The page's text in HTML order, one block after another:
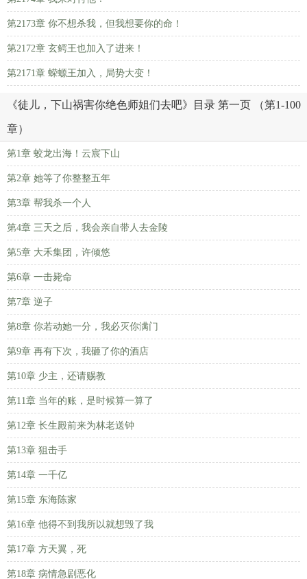
第2173章 你不想杀我，但我想要你的命！
第2172章 玄鳄王也加入了进来！
第2171章 蝾螈王加入，局势大变！
《徒儿，下山祸害你绝色师姐们去吧》目录 第一页 （第1-100
章）
第1章 蛟龙出海！云宸下山
第2章 她等了你整整五年
第3章 帮我杀一个人
第4章 三天之后，我会亲自带人去金陵
第5章 大禾集团，许倾悠
第6章 一击毙命
第7章 逆子
第8章 你若动她一分，我必灭你满门
第9章 再有下次，我砸了你的酒店
第10章 少主，还请赐教
第11章 当年的账，是时候算一算了
第12章 长生殿前来为林老送钟
第13章 狙击手
第14章 一千亿
第15章 东海陈家
第16章 他得不到我所以就想毁了我
第17章 方天翼，死
第18章 病情急剧恶化